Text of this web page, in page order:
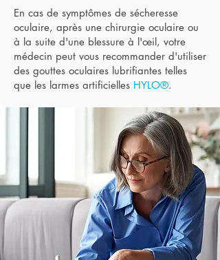
En cas de symptômes de sécheresse
oculaire, après une chirurgie oculaire ou
à la suite d'une blessure à l'œil, votre
médecin peut vous recommander d'utiliser
des gouttes oculaires lubrifiantes telles
que les larmes artificielles HYLO®.